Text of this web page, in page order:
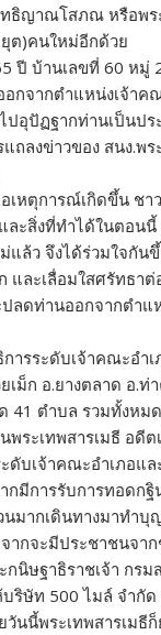
ธิญาณโสภณ หรือพร
ต)คนใหม่อีกด้วย
ปี บ้านเลขที่ 60 หมู่
กจากตำแหน่งเจ้า
ปอุปัฏฐากท่านเป็นป
ถลงข่าวของ สนง.
อเหตุการณ์เกิดขึ้น
ละสิ่งที่ทำได้ในตอน
ล้ว จึงได้ร่วมใจกั
ก และเลื่อมใสศรัทธ
ลดท่านออกจากตำแ
ารระดับเจ้าคณะอำ
เม็ก อ.ยางตลาด อ.
41 ตำบล รวมทั้งหม
ระเทพสารเมธี อดี
ดับเจ้าคณะอำเภอแ
กมีการรับการทอดก
ากเดินทางมาทำบุ
จากจะมีประชาชนจ
นิษฐาธิราชเจ้า กร
ริษัท 500 ไมล์ จำกั
วันนี้พระเทพสารเม